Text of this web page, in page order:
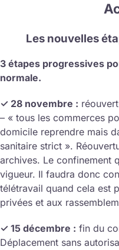
Les nouvelles
3 étapes progressives
normale.
✓ 28 novembre :
– « tous les commerces
domicile reprendre mais
sanitaire strict ».
archives. Le confinement
vigueur. Il faudra donc
télétravail quand cela est
privées et aux
✓ 15 décembre : fin du
Déplacement sans